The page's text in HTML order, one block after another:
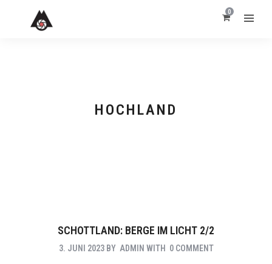
0
HOCHLAND
SCHOTTLAND: BERGE IM LICHT 2/2
3. JUNI 2023 BY ADMIN WITH 0 COMMENT